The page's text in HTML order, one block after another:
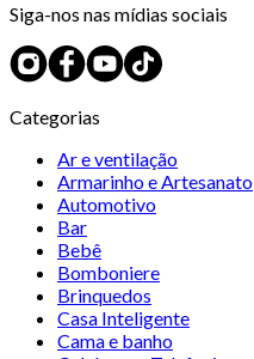
Siga-nos nas mídias sociais
Categorias
Ar e ventilação
Armarinho e Artesanato
Automotivo
Bar
Bebê
Bomboniere
Brinquedos
Casa Inteligente
Cama e banho